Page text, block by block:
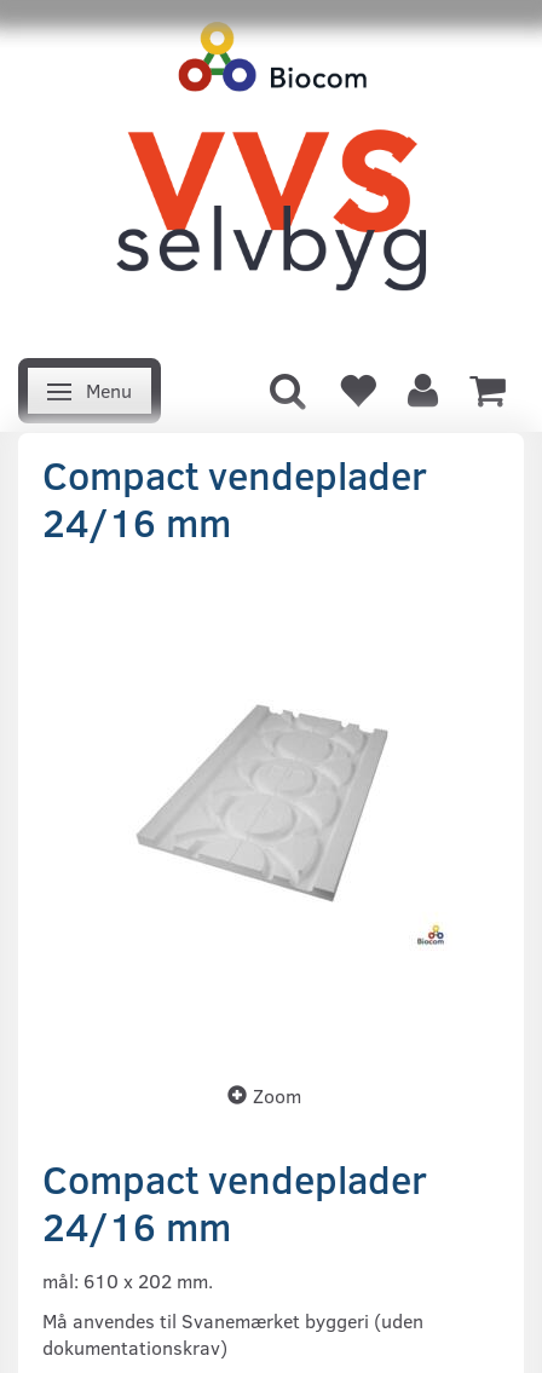
Skifte navigation
Menu
Compact vendeplader
24/16 mm
Zoom
Compact vendeplader
24/16 mm
mål: 610 x 202 mm.
Må anvendes til Svanemærket byggeri (uden
dokumentationskrav)